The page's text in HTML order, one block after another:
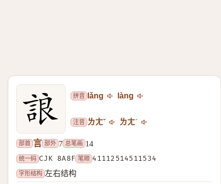
拼音 lǎng làng
注音 ㄌㄤˇ ㄌㄤˋ
部首 言 部外 7 总笔画 14
统一码 CJK 8A8F 笔顺 41112514511534
字形结构 左右结构